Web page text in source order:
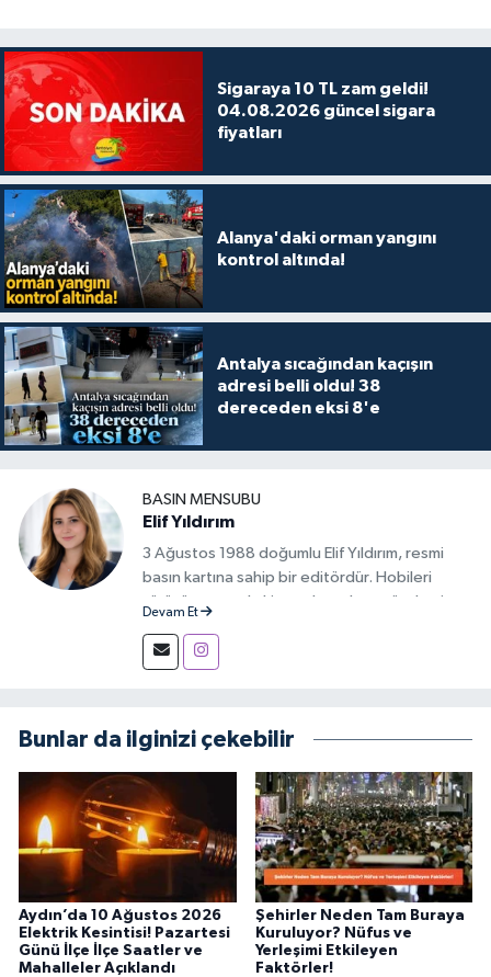
Sigaraya 10 TL zam geldi!
04.08.2026 güncel sigara
fiyatları
Alanya'daki orman yangını
kontrol altında!
Antalya sıcağından kaçışın
adresi belli oldu! 38
dereceden eksi 8'e
BASIN MENSUBU
Elif Yıldırım
3 Ağustos 1988 doğumlu Elif Yıldırım, resmi
basın kartına sahip bir editördür. Hobileri
yürüyüş yapmak, kitap okumak ve gündemi
Devam Et
Bunlar da ilginizi çekebilir
Aydın’da 10 Ağustos 2026
Elektrik Kesintisi! Pazartesi
Günü İlçe İlçe Saatler ve
Mahalleler Açıklandı
Şehirler Neden Tam Buraya
Kuruluyor? Nüfus ve
Yerleşimi Etkileyen
Faktörler!